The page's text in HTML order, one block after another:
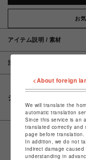
お
アイテム説明 / 素材
注意事項
シェアする
<About foreign
We will translate the
automatic translation
Since this service is an
translated correctly and
page before translation.
In addition, we do not
indirect damage
understanding in